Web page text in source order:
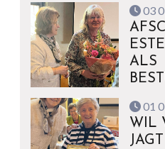
03
ALS
01
WIL